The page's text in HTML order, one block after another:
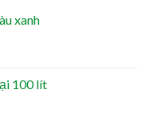
xanh
100 lít